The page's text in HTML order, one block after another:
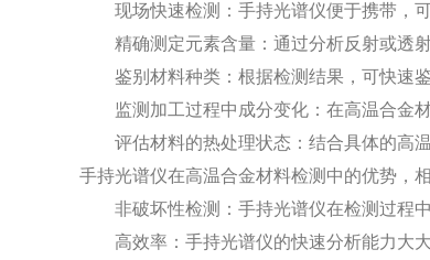
现场快速检测：手持光谱仪便于携带，
精确测定元素含量：通过分析反射或透
鉴别材料种类：根据检测结果，可快速
监测加工过程中成分变化：在高温合金
评估材料的热处理状态：结合具体的高
手持光谱仪在高温合金材料检测中的优势，
非破坏性检测：手持光谱仪在检测过程
高效率：手持光谱仪的快速分析能力大